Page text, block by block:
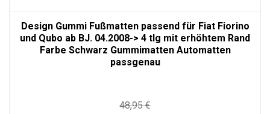
Design Gummi Fußmatten passend für Fiat Fiorino
und Qubo ab BJ. 04.2008-> 4 tlg mit erhöhtem Rand
Farbe Schwarz Gummimatten Automatten
passgenau
48,95 €